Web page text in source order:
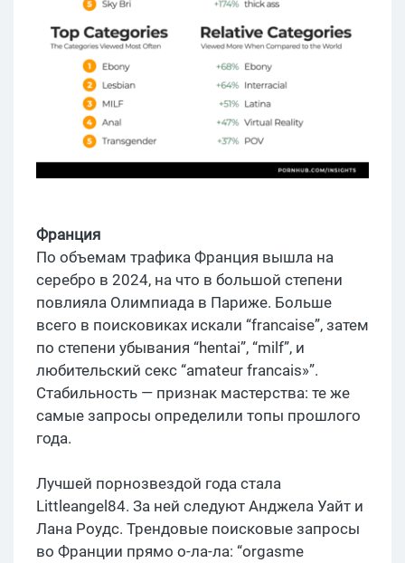
Франция
По объемам трафика Франция вышла на
серебро в 2024, на что в большой степени
повлияла Олимпиада в Париже. Больше
всего в поисковиках искали “francaise”, затем
по степени убывания “hentai”, “milf”, и
любительский секс “amateur francais»”.
Стабильность — признак мастерства: те же
самые запросы определили топы прошлого
года.
Лучшей порнозвездой года стала
Littleangel84. За ней следуют Анджела Уайт и
Лана Роудс. Трендовые поисковые запросы
во Франции прямо о-ла-ла: “orgasme